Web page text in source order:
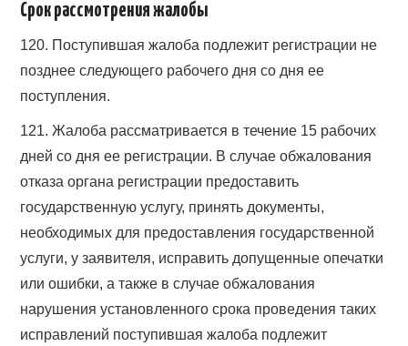
Срок рассмотрения жалобы
120. Поступившая жалоба подлежит регистрации не
позднее следующего рабочего дня со дня ее
поступления.
121. Жалоба рассматривается в течение 15 рабочих
дней со дня ее регистрации. В случае обжалования
отказа органа регистрации предоставить
государственную услугу, принять документы,
необходимых для предоставления государственной
услуги, у заявителя, исправить допущенные опечатки
или ошибки, а также в случае обжалования
нарушения установленного срока проведения таких
исправлений поступившая жалоба подлежит